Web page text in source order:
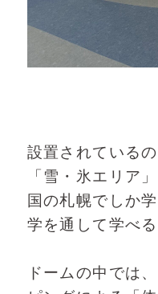
設置されている
「雪・氷エリア
国の札幌でしか
学を通して学べ
ドームの中では